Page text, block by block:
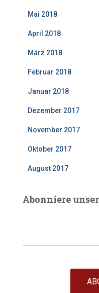
Mai 2018
April 2018
März 2018
Februar 2018
Januar 2018
Dezember 2017
November 2017
Oktober 2017
August 2017
Abonniere